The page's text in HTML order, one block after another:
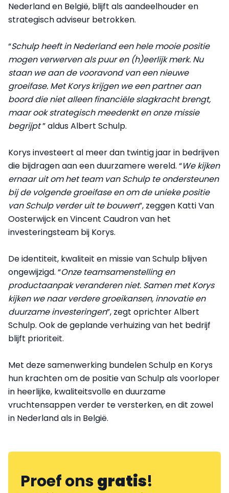
Nederland en België, blijft als aandeelhouder en
strategisch adviseur betrokken.
“Schulp heeft in Nederland een hele mooie positie
mogen verwerven als puur en (h)eerlijk merk. Nu
staan we aan de vooravond van een nieuwe
groeifase. Met Korys krijgen we een partner aan
boord die niet alleen financiële slagkracht brengt,
maar ook strategisch meedenkt en onze missie
begrijpt” aldus Albert Schulp.
Korys investeert al meer dan twintig jaar in bedrijven
die bijdragen aan een duurzamere wereld. “We kijken
ernaar uit om het team van Schulp te ondersteunen
bij de volgende groeifase en om de unieke positie
van Schulp verder uit te bouwen”, zeggen Katti Van
Oosterwijck en Vincent Caudron van het
investeringsteam bij Korys.
De identiteit, kwaliteit en missie van Schulp blijven
ongewijzigd. “Onze teamsamenstelling en
productaanpak veranderen niet. Samen met Korys
kijken we naar verdere groeikansen, innovatie en
duurzame investeringen”, zegt oprichter Albert
Schulp. Ook de geplande verhuizing van het bedrijf
blijft prioriteit.
Met deze samenwerking bundelen Schulp en Korys
hun krachten om de positie van Schulp als voorloper
in heerlijke, kwaliteitsvolle en duurzame
vruchtensappen verder te versterken, en dit zowel
in Nederland als in België.
Proef onsgratis!